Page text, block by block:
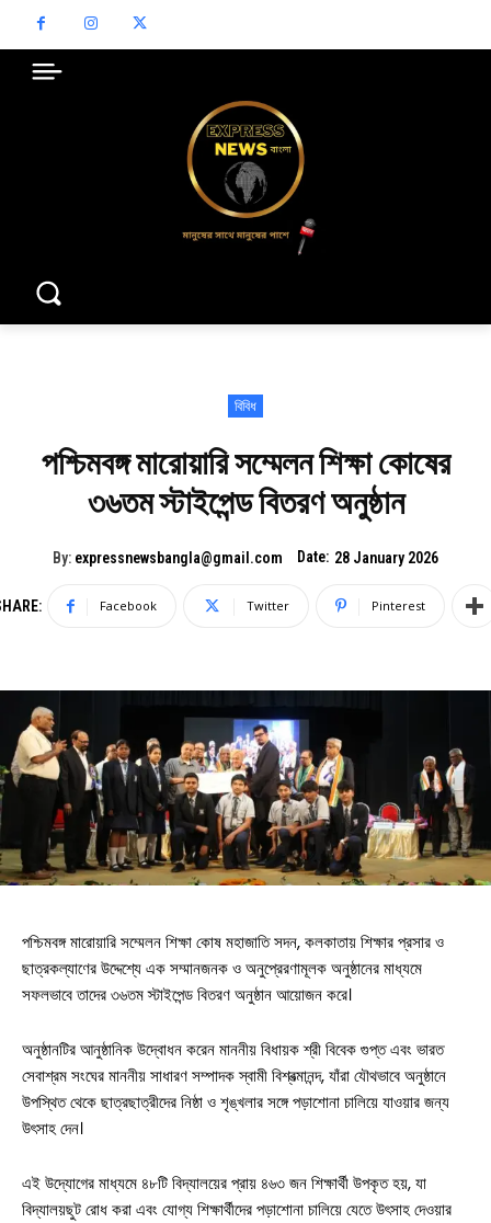
বিবিধ
পশ্চিমবঙ্গ মারোয়ারি সম্মেলন শিক্ষা কোষের
৩৬তম স্টাইপেন্ড বিতরণ অনুষ্ঠান
By: expressnewsbangla@gmail.com Date: 28 January 2026
Facebook Twitter Pinterest
পশ্চিমবঙ্গ মারোয়ারি সম্মেলন শিক্ষা কোষ মহাজাতি সদন, কলকাতায় শিক্ষার প্রসার ও
ছাত্রকল্যাণের উদ্দেশ্যে এক সম্মানজনক ও অনুপ্রেরণামূলক অনুষ্ঠানের মাধ্যমে
সফলভাবে তাদের ৩৬তম স্টাইপেন্ড বিতরণ অনুষ্ঠান আয়োজন করে।
অনুষ্ঠানটির আনুষ্ঠানিক উদ্বোধন করেন মাননীয় বিধায়ক শ্রী বিবেক গুপ্ত এবং ভারত
সেবাশ্রম সংঘের মাননীয় সাধারণ সম্পাদক স্বামী বিশ্বত্মানন্দ, যাঁরা যৌথভাবে অনুষ্ঠানে
উপস্থিত থেকে ছাত্রছাত্রীদের নিষ্ঠা ও শৃঙ্খলার সঙ্গে পড়াশোনা চালিয়ে যাওয়ার জন্য
উৎসাহ দেন।
এই উদ্যোগের মাধ্যমে ৪৮টি বিদ্যালয়ের প্রায় ৪৬৩ জন শিক্ষার্থী উপকৃত হয়, যা
বিদ্যালয়ছুট রোধ করা এবং যোগ্য শিক্ষার্থীদের পড়াশোনা চালিয়ে যেতে উৎসাহ দেওয়ার